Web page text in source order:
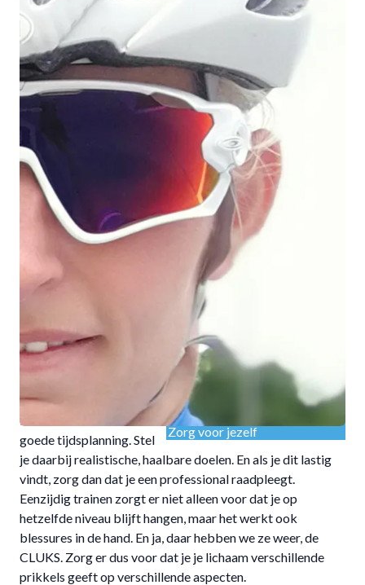
3 min leestijd Door Debbie
Blessures vermijden...
Blessures, daar zit je niet op te wachten!
Als je weet hoe de meeste blessure ontstaan dan weet je
eigenlijk ook al hoe je ze kunt voorkomen.
Maar wanneer ben je het meest kwetsbaar?
Een ongetraind iemand die start met trainen is gevoeliger
voor blessures dan een getraind iemand.
Drie tips:
doseer en maak een planning
Let op je arbeid-rustverhouding
Zorg voor jezelf
omvang en in intensiteit.
Doseer en maak een
goede tijdsplanning. Stel
je daarbij realistische, haalbare doelen. En als je dit lastig
vindt, zorg dan dat je een professional raadpleegt.
Eenzijdig trainen zorgt er niet alleen voor dat je op
hetzelfde niveau blijft hangen, maar het werkt ook
blessures in de hand. En ja, daar hebben we ze weer, de
CLUKS. Zorg er dus voor dat je je lichaam verschillende
prikkels geeft op verschillende aspecten.